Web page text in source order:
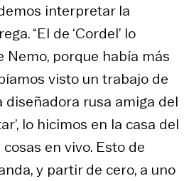
interpretar la
“El de ‘Cordel’ lo
Nemo, porque había más
visto un trabajo de
diseñadora rusa amiga del
lo hicimos en la casa del
en vivo. Esto de
y partir de cero, a uno